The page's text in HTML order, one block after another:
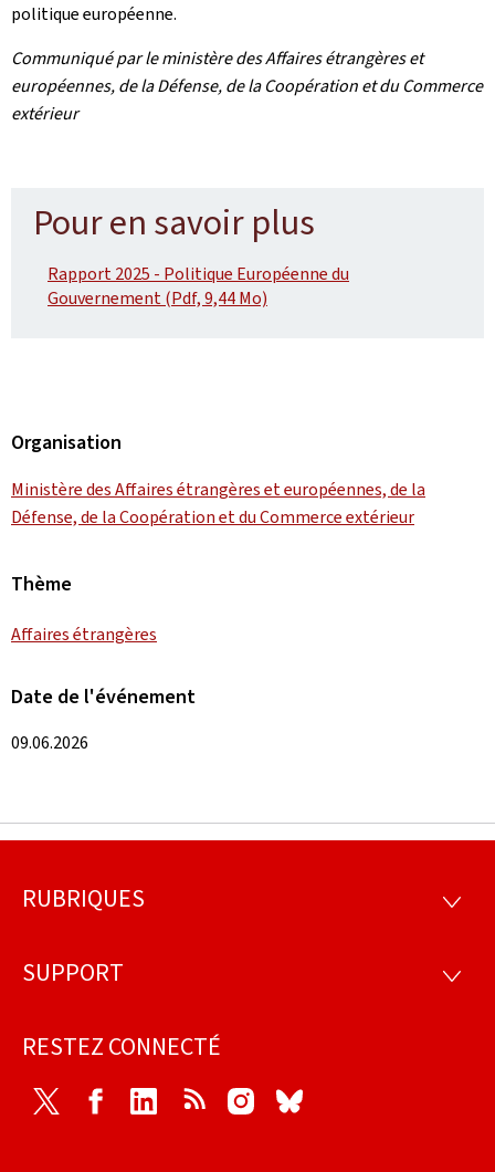
politique européenne.
Communiqué par le ministère des Affaires étrangères et
européennes, de la Défense, de la Coopération et du Commerce
extérieur
Pour en savoir plus
Rapport 2025 - Politique Européenne du
Gouvernement (Pdf, 9,44 Mo)
Organisation
Ministère des Affaires étrangères et européennes, de la
Défense, de la Coopération et du Commerce extérieur
Thème
Affaires étrangères
Date de l'événement
09.06.2026
Pied
page
RUBRIQUES
SUPPORT
RESTEZ CONNECTÉ
Twitter FacebookLinkedIn RSS Instagram